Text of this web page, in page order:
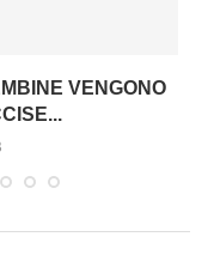
VENGONO